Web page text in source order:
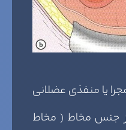
یا منفذی عضلانی
جنس مخاط ( مخاط